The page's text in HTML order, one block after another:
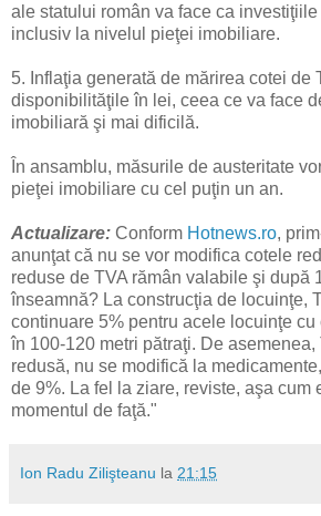
ale statului român va face ca
inclusiv la nivelul pieţei imobiliare.
5. Inflaţia generată de mărirea cotei de
disponibilităţile în lei, ceea ce va face
imobiliară şi mai dificilă.
În ansamblu, măsurile de austeritate
pieţei imobiliare cu cel puţin un an.
Actualizare: Conform Hotnews.ro,
anunţat că nu se vor modifica cotele
reduse de TVA rămân valabile şi după
înseamnă? La construcţia de locuinţe,
continuare 5% pentru acele locuinţe
în 100-120 metri pătraţi. De asemenea,
redusă, nu se modifică la
de 9%. La fel la ziare, reviste, aşa cum
momentul de faţă."
Ion Radu Zilişteanu la 21:15